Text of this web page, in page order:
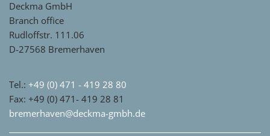
Deckma GmbH
Branch office
Rudloffstr. 111.06
D-27568 Bremerhaven
Tel.: +49 (0) 471 - 419 28 80
Fax: +49 (0) 471- 419 28 81
bremerhaven@deckma-gmbh.de